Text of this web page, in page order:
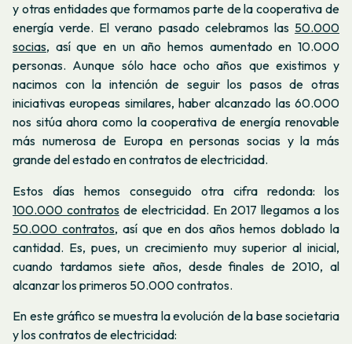
y otras entidades que formamos parte de la cooperativa de
energía verde. El verano pasado celebramos las 50.000
socias, así que en un año hemos aumentado en 10.000
personas. Aunque sólo hace ocho años que existimos y
nacimos con la intención de seguir los pasos de otras
iniciativas europeas similares, haber alcanzado las 60.000
nos sitúa ahora como la cooperativa de energía renovable
más numerosa de Europa en personas socias y la más
grande del estado en contratos de electricidad.
Estos días hemos conseguido otra cifra redonda: los
100.000 contratosde electricidad. En 2017 llegamos a los
50.000 contratos, así que en dos años hemos doblado la
cantidad. Es, pues, un crecimiento muy superior al inicial,
cuando tardamos siete años, desde finales de 2010, al
alcanzar los primeros 50.000 contratos.
En este gráfico se muestra la evolución de la base societaria
y los contratos de electricidad: